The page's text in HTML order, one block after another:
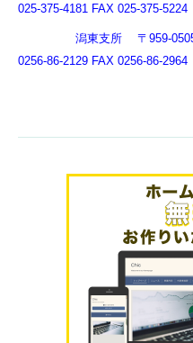
025-375-4181 FAX 025-375-5224
潟東支所 〒 959-
0256-86-2129 FAX 0256-86-2964